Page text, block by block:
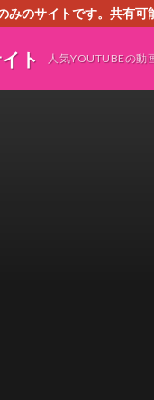
みのサイトです。共有
ト 人気YOUTUBEの動